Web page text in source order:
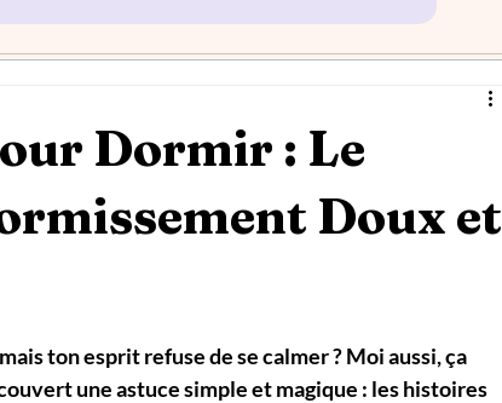
Dormir : Le
Doux et
ton esprit refuse de se calmer ? Moi aussi, ça
une astuce simple et magique : les histoires